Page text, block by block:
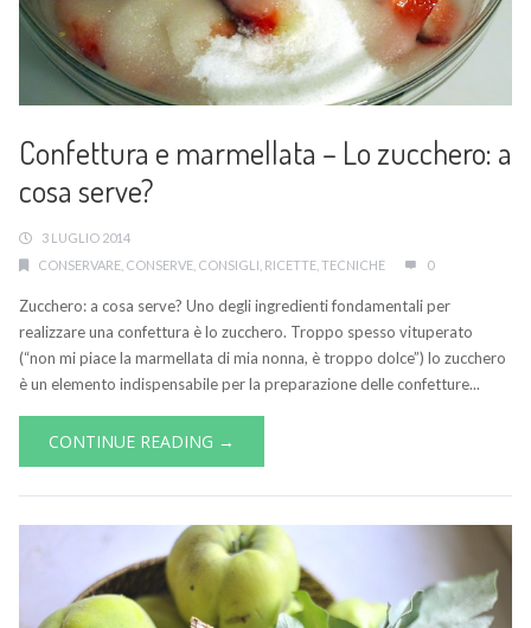
Confettura e marmellata – Lo zucchero: a
cosa serve?
3 LUGLIO 2014
CONSERVARE CONSERVE CONSIGLI RICETTE TECNICHE 0
Zucchero: a cosa serve? Uno degli ingredienti fondamentali per
realizzare una confettura è lo zucchero. Troppo spesso vituperato
(“non mi piace la marmellata di mia nonna, è troppo dolce”) lo zucchero
è un elemento indispensabile per la preparazione delle confetture...
CONTINUE READING →